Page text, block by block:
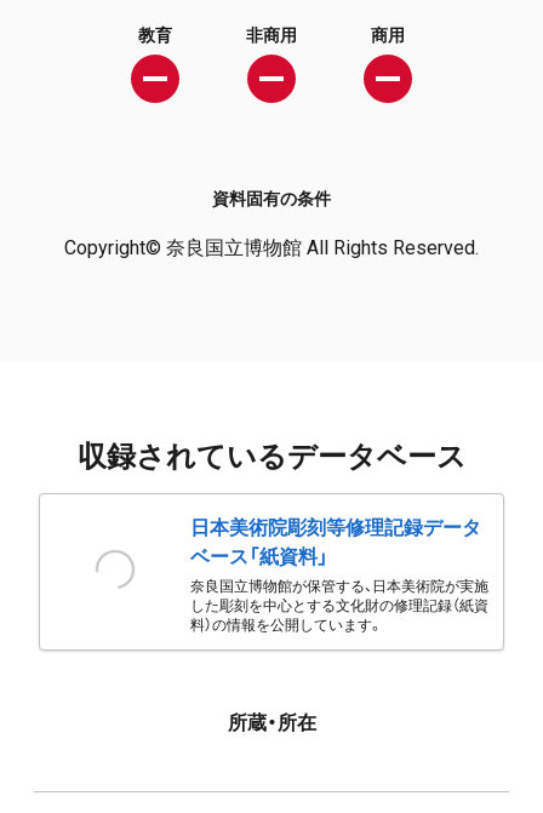
教育 非商用 商用
資料固有の条件
Copyright© 奈良国立博物館 All Rights Reserved.
収録されているデータベース
日本美術院彫刻等修理記録データ
ベース「紙資料」
奈良国立博物館が保管する、日本美術院が実施
した彫刻を中心とする文化財の修理記録（紙資
料）の情報を公開しています。
所蔵・所在